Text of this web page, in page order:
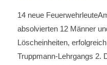
14 neue
absolvierten 12 Männer
Löscheinheiten,
Truppmann-Lehrgangs 2.